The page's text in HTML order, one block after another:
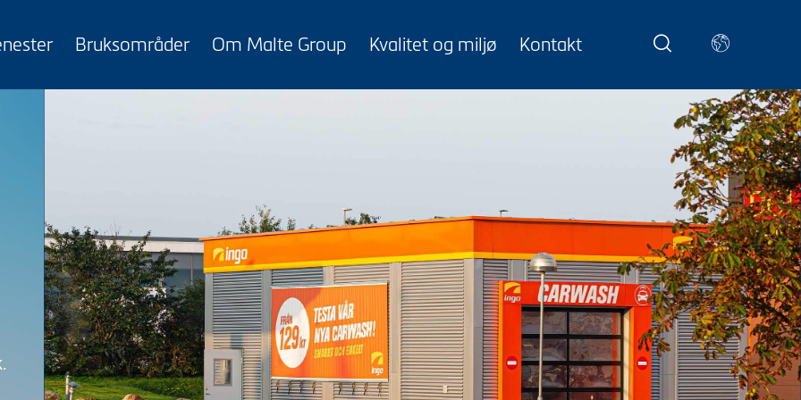
Bruksområder Om Malte Group Kvalitet og miljø Kontakt